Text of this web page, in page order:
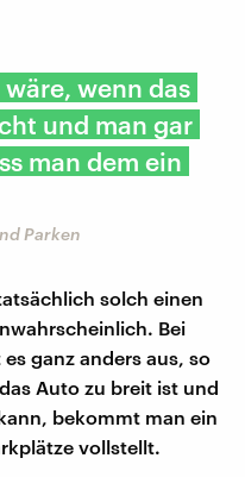
wenn das
und man gar
man dem ein
Parken
solch einen
Bei
ganz anders aus, so
Auto zu breit ist und
bekommt man ein
vollstellt.